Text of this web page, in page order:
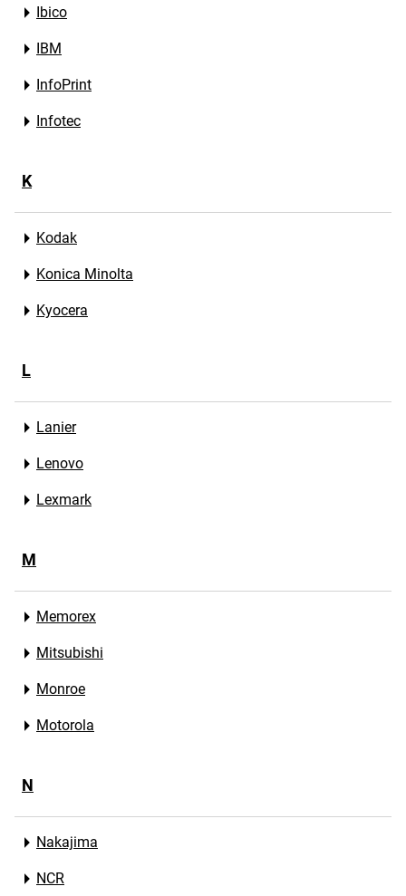
Ibico
IBM
InfoPrint
Infotec
K
Kodak
Konica Minolta
Kyocera
L
Lanier
Lenovo
Lexmark
M
Memorex
Mitsubishi
Monroe
Motorola
N
Nakajima
NCR